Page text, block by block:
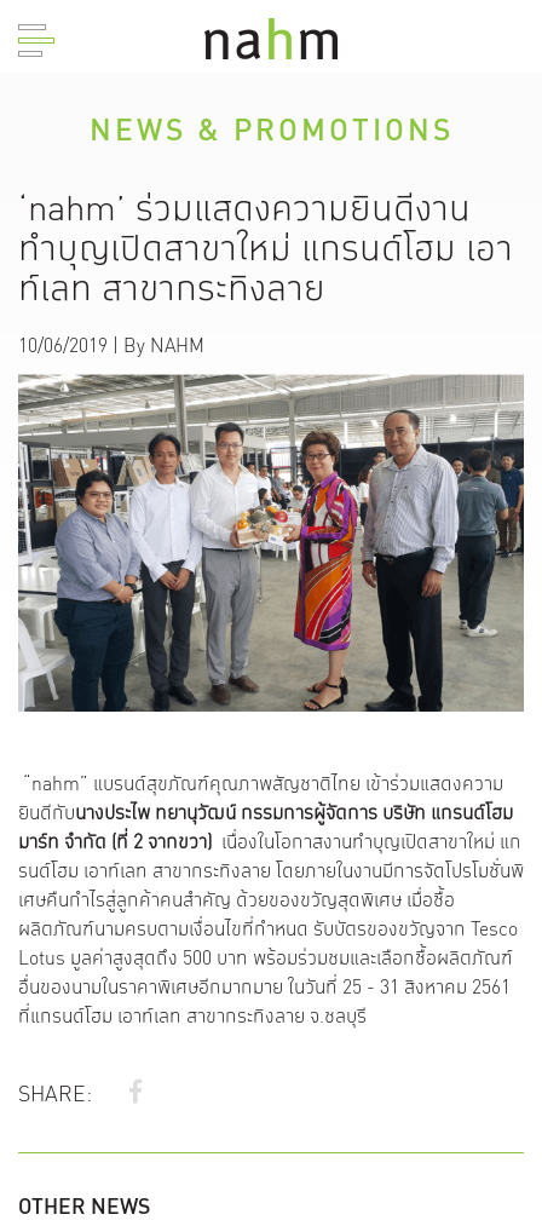
NEWS & PROMOTIONS
‘nahm’ ร่วมแสดงความยินดีงาน
ทำบุญเปิดสาขาใหม่ แกรนด์โฮม เอา
ท์เลท สาขากระทิงลาย
10/06/2019 | By NAHM
“nahm” แบรนด์สุขภัณฑ์คุณภาพสัญชาติไทย เข้าร่วมแสดงความ
ยินดีกับนางประไพ ทยานุวัฒน์ กรรมการผู้จัดการ บริษัท แกรนด์โฮม
มาร์ท จำกัด (ที่ 2 จากขวา) เนื่องในโอกาสงานทำบุญเปิดสาขาใหม่ แก
รนด์โฮม เอาท์เลท สาขากระทิงลาย โดยภายในงานมีการจัดโปรโมชั่นพิ
เศษคืนกำไรสู่ลูกค้าคนสำคัญ ด้วยของขวัญสุดพิเศษ เมื่อซื้อ
ผลิตภัณฑ์นามครบตามเงื่อนไขที่กำหนด รับบัตรของขวัญจาก Tesco
Lotus มูลค่าสูงสุดถึง 500 บาท พร้อมร่วมชมและเลือกซื้อผลิตภัณฑ์
อื่นของนามในราคาพิเศษอีกมากมาย ในวันที่ 25 - 31 สิงหาคม 2561
ที่แกรนด์โฮม เอาท์เลท สาขากระทิงลาย จ.ชลบุรี
SHARE:
OTHER NEWS